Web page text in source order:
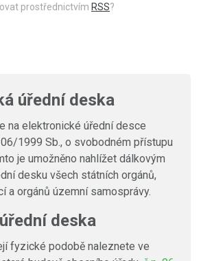
prostřednictvím RSS?
úřední deska
na elektronické úřední desce
1999 Sb., o svobodném přístupu
je umožněno nahlížet dálkovým
desku všech státních orgánů,
a orgánů územní samosprávy.
deska
fyzické podobě naleznete ve